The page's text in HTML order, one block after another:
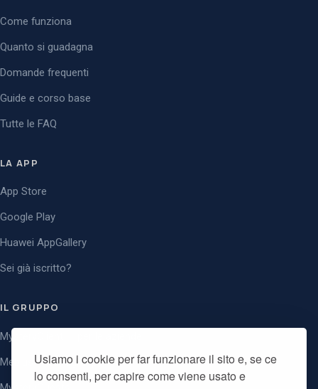
Usiamo i cookie per far funzionare il sito e, se ce
lo consenti, per capire come viene usato e
Come funziona
Quanto si guadagna
Domande frequenti
Guide e corso base
Tutte le FAQ
LA APP
App Store
Google Play
Huawei AppGallery
Sei già iscritto?
IL GRUPPO
MysteryClient — per le aziende
Mebius — capogruppo